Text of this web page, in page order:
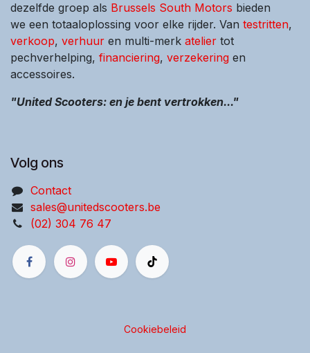
dezelfde groep als Brussels South Motors bieden
we een totaaloplossing voor elke rijder. Van testritten,
verkoop, verhuur en multi-merk atelier tot
pechverhelping, financiering, verzekering en
accessoires.
"United Scooters: en je bent vertrokken..."
Volg ons
Contact
sales@unitedscooters.be
(02) 304 76 47
Cookiebeleid